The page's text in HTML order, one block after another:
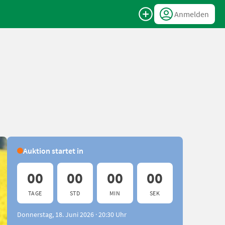
Anmelden
Auktion startet in
00
TAGE
00
STD
00
MIN
00
SEK
Donnerstag, 18. Juni 2026 · 20:30 Uhr